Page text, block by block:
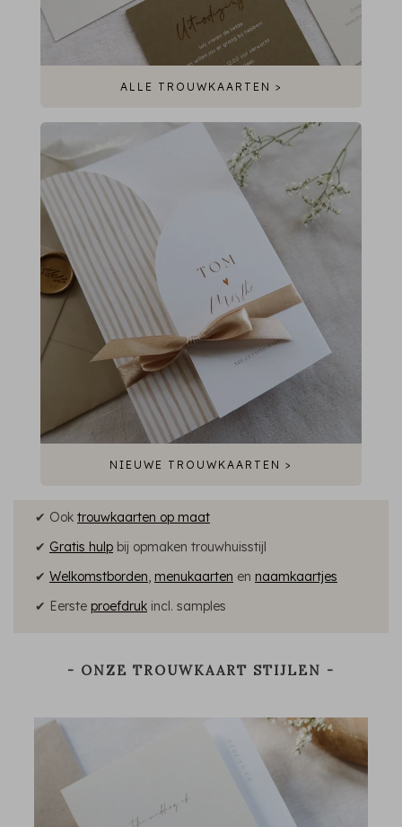
ALLE TROUWKAARTEN >
NIEUWE TROUWKAARTEN >
✔ Ook trouwkaarten op maat
✔ Gratis hulp bij opmaken trouwhuisstijl
✔ Welkomstborden, menukaarten en naamkaartjes
✔ Eerste proefdruk incl. samples
- ONZE TROUWKAART STIJLEN -